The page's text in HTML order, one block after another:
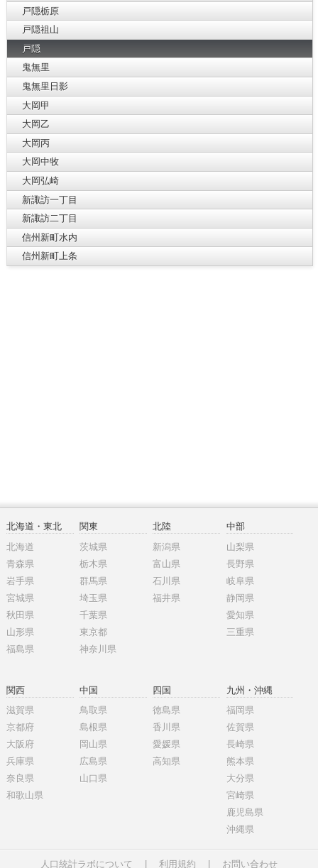
戸隠栃原
戸隠祖山
戸隠
鬼無里
鬼無里日影
大岡甲
大岡乙
大岡丙
大岡中牧
大岡弘崎
新諏訪一丁目
新諏訪二丁目
信州新町水内
信州新町上条
北海道・東北
北海道
青森県
岩手県
宮城県
秋田県
山形県
福島県
関東
茨城県
栃木県
群馬県
埼玉県
千葉県
東京都
神奈川県
北陸
新潟県
富山県
石川県
福井県
中部
山梨県
長野県
岐阜県
静岡県
愛知県
三重県
関西
滋賀県
京都府
大阪府
兵庫県
奈良県
和歌山県
中国
鳥取県
島根県
岡山県
広島県
山口県
四国
徳島県
香川県
愛媛県
高知県
九州・沖縄
福岡県
佐賀県
長崎県
熊本県
大分県
宮崎県
鹿児島県
沖縄県
人口統計ラボについて 利用規約 お問い合わせ